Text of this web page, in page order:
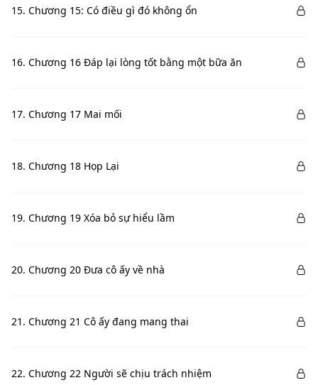
15. Chương 15: Có điều gì đó không ổn
16. Chương 16 Đáp lại lòng tốt bằng một bữa ăn
17. Chương 17 Mai mối
18. Chương 18 Họp Lại
19. Chương 19 Xóa bỏ sự hiểu lầm
20. Chương 20 Đưa cô ấy về nhà
21. Chương 21 Cô ấy đang mang thai
22. Chương 22 Người sẽ chịu trách nhiệm